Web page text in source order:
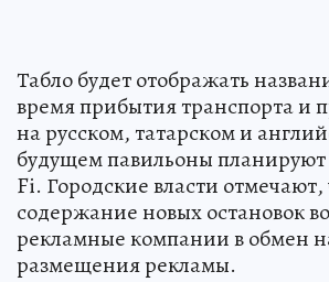
Табло будет отображать
время прибытия транспорта и
на русском, татарском и
будущем павильоны планируют
Fi. Городские власти отмечают,
содержание новых остановок
рекламные компании в обмен
размещения рекламы.